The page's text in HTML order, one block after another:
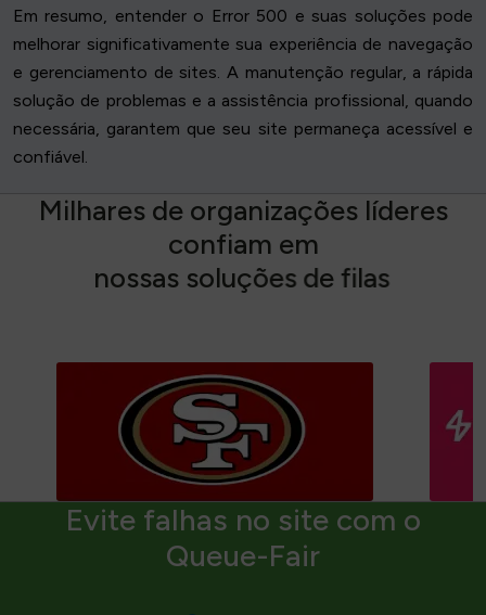
Em resumo, entender o Error 500 e suas soluções pode
melhorar significativamente sua experiência de navegação
e gerenciamento de sites. A manutenção regular, a rápida
solução de problemas e a assistência profissional, quando
necessária, garantem que seu site permaneça acessível e
confiável.
Milhares de organizações líderes
confiam em
nossas soluções de filas
Evite falhas no site com o
Queue-Fair